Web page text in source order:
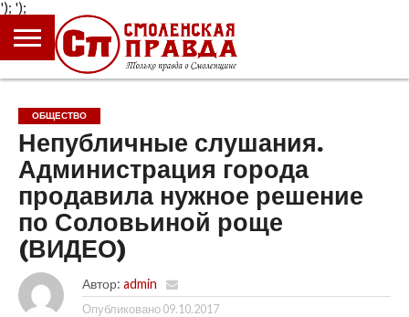
');
ГЛАВНАЯ
НОВОСТИ
ПРОИСШЕСТВИЯ
ПОЛИТИКА
КУЛЬТУРА
ЭКОНОМИКА
ОБЩЕСТВО
БЛОГИ
ОБЩЕСТВО
Непубличные слушания.
Администрация города
продавила нужное решение
по Соловьиной роще
(ВИДЕО)
Автор: admin
Опубликовано 09.10.2017
');